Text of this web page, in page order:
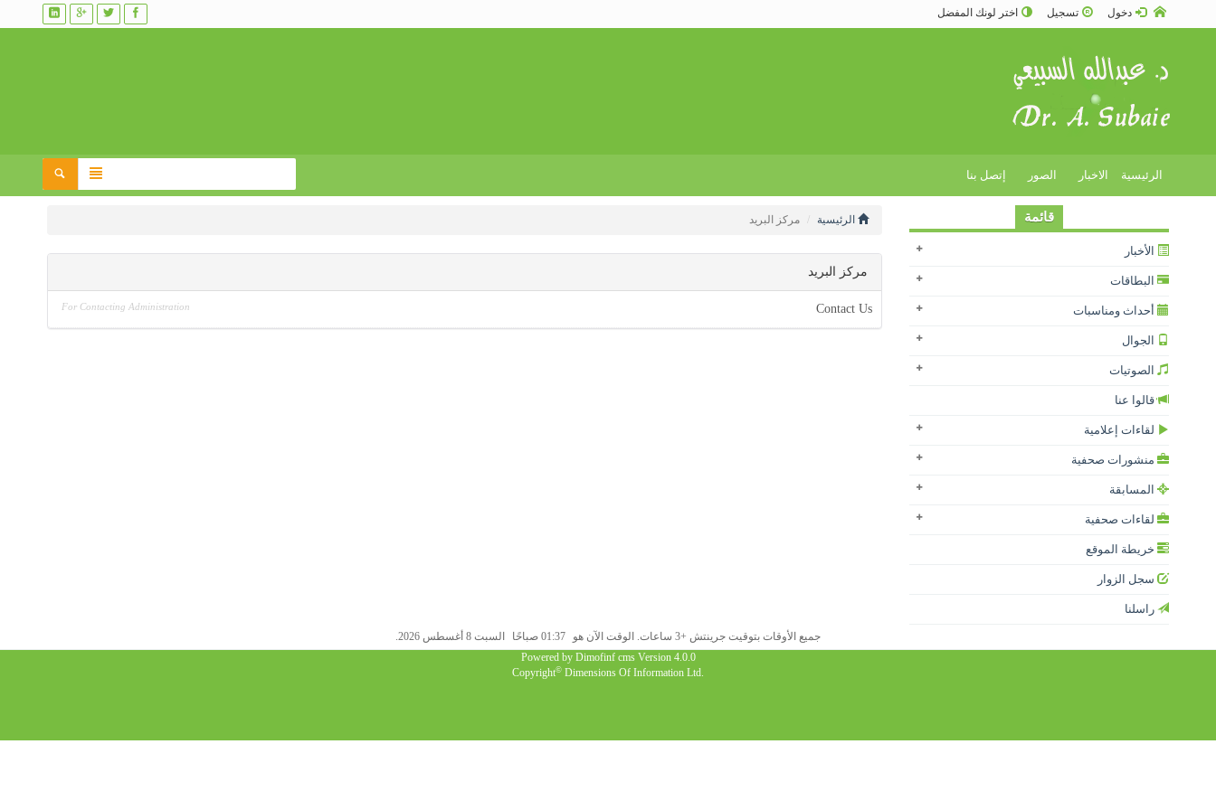
دخول تسجيل اختر لونك المفضل
الرئيسية الاخبار الصور إتصل بنا
قائمة
الأخبار
البطاقات
أحداث ومناسبات
الجوال
الصوتيات
قالوا عنا
لقاءات إعلامية
منشورات صحفية
المسابقة
لقاءات صحفية
خريطة الموقع
سجل الزوار
راسلنا
الرئيسية مركز البريد
مركز البريد
Contact Us
For Contacting Administration
جميع الأوقات بتوقيت جرينتش +3 ساعات. الوقت الآن هو 01:37 صباحًا
السبت 8 أغسطس 2026.
Powered by Dimofinf cmsVersion 4.0.0
Copyright© Dimensions Of Information Ltd.